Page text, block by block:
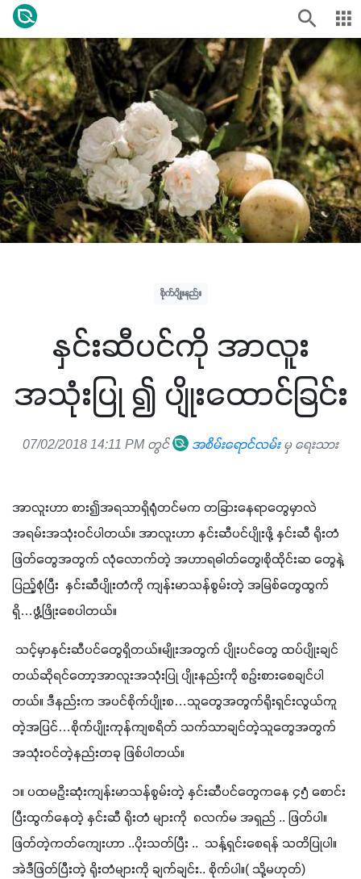
စိုက်ပျိုးနည်း
နှင်းဆီပင်ကို အာလူး
အသုံးပြု ၍ ပျိုးထောင်ခြင်း
07/02/2018 14:11 PM တွင် အစိမ်းရောင်လမ်းမှ ရေးသား
အာလူးဟာ စား၍အရသာရှိရုံတင်မက တခြားနေရာတွေမှာလဲ
အရမ်းအသုံးဝင်ပါတယ်။ အာလူးဟာ နှင်းဆီပင်ပျိုးဖို့ နှင်းဆီ ရိုးတံ
ဖြတ်တွေအတွက် လုံလောက်တဲ့ အဟာရဓါတ်တွေ၊စိုထိုင်းဆ တွေနဲ့
ပြည့်စုံပြီး  နှင်းဆီပျိုးတံကို ကျန်းမာသန်စွမ်းတဲ့ အမြစ်တွေထွက်
ရှိ…ဖွံ့ဖြိုးစေပါတယ်။
သင့်မှာနှင်းဆီပင်တွေရှိတယ်။မျိုးအတွက် ပျိုးပင်တွေ ထပ်ပျိုးချင်
တယ်ဆိုရင်တော့အာလူးအသုံးပြု ပျိုးနည်းကို စဉ်းစားစေချင်ပါ
တယ်။ ဒီနည်းက အပင်စိုက်ပျိုးစ…သူတွေအတွက်ရိုးရှင်းလွယ်ကူ
တဲ့အပြင်…စိုက်ပျိုးကုန်ကျစရိတ် သက်သာချင်တဲ့သူတွေအတွက်
အသုံးဝင်တဲ့နည်းတခု ဖြစ်ပါတယ်။
၁။ ပထမဦးဆုံးကျန်းမာသန်စွမ်းတဲ့ နှင်းဆီပင်တွေကနေ ၄၅ံ စောင်း
ပြီးထွက်နေတဲ့ နှင်းဆီ ရိုးတံ များကို  ၈လက်မ အရှည် .. ဖြတ်ပါ။
ဖြတ်တဲ့ကတ်ကျေးဟာ ..ပိုးသတ်ပြီး ..  သန့်ရှင်းစေရန် သတိပြုပါ။
အဲဒီဖြတ်ပြီးတဲ့ ရိုးတံများကို ချက်ချင်း.. စိုက်ပါ။( သို့မဟုတ်)